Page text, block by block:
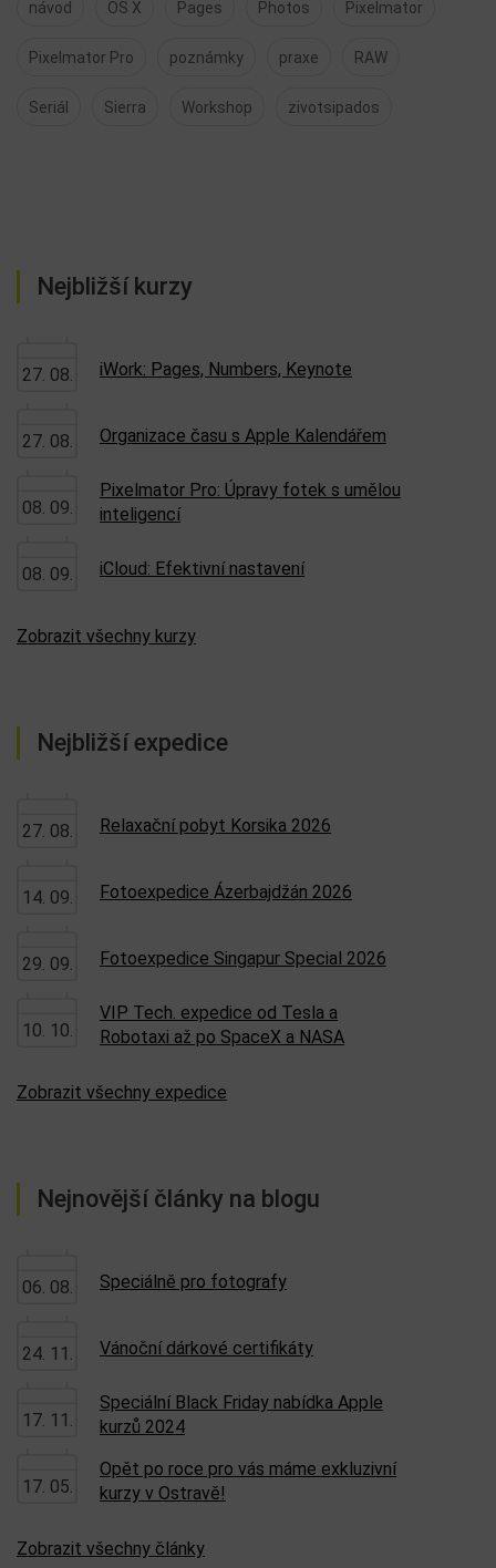
návod OS X Pages Photos Pixelmator
Pixelmator Pro poznámky praxe RAW
Seriál Sierra Workshop zivotsipados
Nejbližší kurzy
27. 08. iWork: Pages, Numbers, Keynote
27. 08. Organizace času s Apple Kalendářem
08. 09.
Pixelmator Pro: Úpravy fotek s umělou
inteligencí
08. 09. iCloud: Efektivní nastavení
Zobrazit všechny kurzy
Nejbližší expedice
27. 08. Relaxační pobyt Korsika 2026
14. 09. Fotoexpedice Ázerbajdžán 2026
29. 09. Fotoexpedice Singapur Special 2026
10. 10.
VIP Tech. expedice od Tesla a
Robotaxi až po SpaceX a NASA
Zobrazit všechny expedice
Nejnovější články na blogu
06. 08. Speciálně pro fotografy
24. 11. Vánoční dárkové certifikáty
17. 11.
Speciální Black Friday nabídka Apple
kurzů 2024
17. 05.
Opět po roce pro vás máme exkluzivní
kurzy v Ostravě!
Zobrazit všechny články